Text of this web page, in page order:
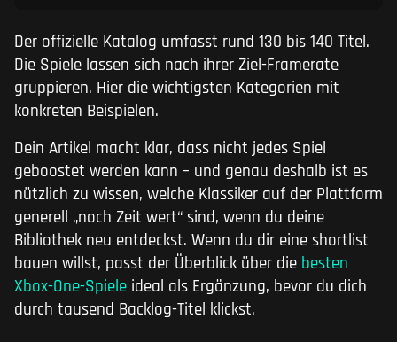
Der offizielle Katalog umfasst rund 130 bis 140 Titel.
Die Spiele lassen sich nach ihrer Ziel-Framerate
gruppieren. Hier die wichtigsten Kategorien mit
konkreten Beispielen.
Dein Artikel macht klar, dass nicht jedes Spiel
geboostet werden kann – und genau deshalb ist es
nützlich zu wissen, welche Klassiker auf der Plattform
generell „noch Zeit wert“ sind, wenn du deine
Bibliothek neu entdeckst. Wenn du dir eine shortlist
bauen willst, passt der Überblick über die besten
Xbox-One-Spiele ideal als Ergänzung, bevor du dich
durch tausend Backlog-Titel klickst.